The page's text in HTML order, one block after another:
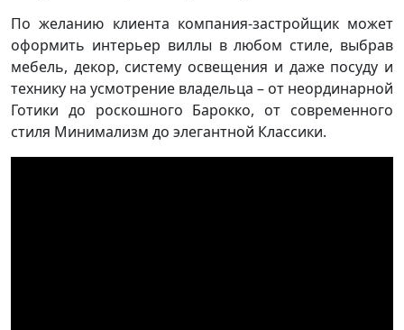
По желанию клиента компания-застройщик может
оформить интерьер виллы в любом стиле, выбрав
мебель, декор, систему освещения и даже посуду и
технику на усмотрение владельца – от неординарной
Готики до роскошного Барокко, от современного
стиля Минимализм до элегантной Классики.